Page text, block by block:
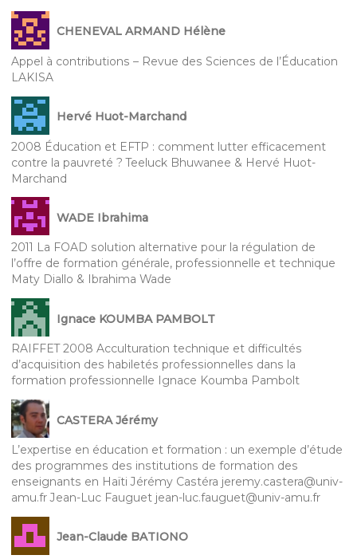
CHENEVAL ARMAND Hélène
Appel à contributions – Revue des Sciences de l’Éducation
LAKISA
Hervé Huot-Marchand
2008 Éducation et EFTP : comment lutter efficacement
contre la pauvreté ? Teeluck Bhuwanee & Hervé Huot-
Marchand
WADE Ibrahima
2011 La FOAD solution alternative pour la régulation de
l’offre de formation générale, professionnelle et technique
Maty Diallo & Ibrahima Wade
Ignace KOUMBA PAMBOLT
RAIFFET 2008 Acculturation technique et difficultés
d’acquisition des habiletés professionnelles dans la
formation professionnelle Ignace Koumba Pambolt
CASTERA Jérémy
L’expertise en éducation et formation : un exemple d’étude
des programmes des institutions de formation des
enseignants en Haïti Jérémy Castéra jeremy.castera@univ-
amu.fr Jean-Luc Fauguet jean-luc.fauguet@univ-amu.fr
Jean-Claude BATIONO